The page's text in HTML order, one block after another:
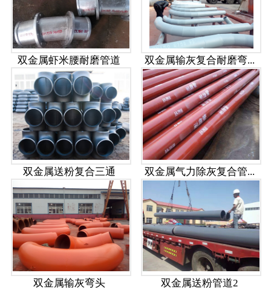
双金属虾米腰耐磨管道 双金属输灰复合耐磨弯...
双金属送粉复合三通 双金属气力除灰复合管...
双金属输灰弯头 双金属送粉管道2